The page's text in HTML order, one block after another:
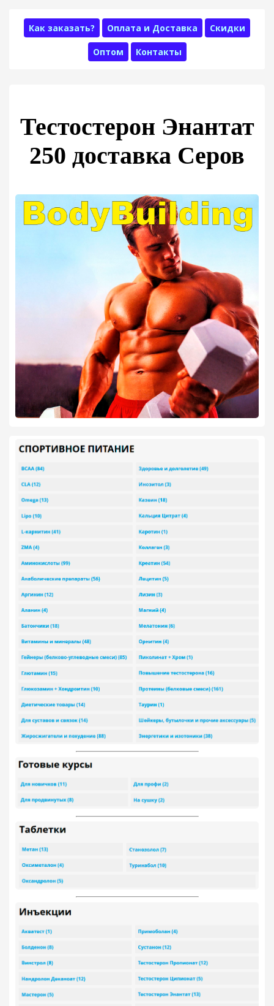
Как заказать? Оплата и Доставка Скидки
Оптом Контакты
Тестостерон Энантат
250 доставка Серов